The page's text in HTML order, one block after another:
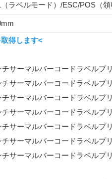
ラベルモード）/ESC/POS（領
得します<